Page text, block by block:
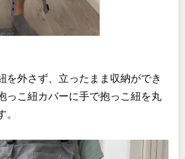
を外さず、立ったまま収納ができ
っこ紐カバーに手で抱っこ紐を丸